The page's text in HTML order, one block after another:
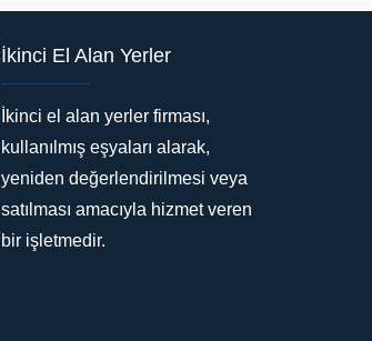
İkinci El Alan Yerler
İkinci el alan yerler firması,
kullanılmış eşyaları alarak,
yeniden değerlendirilmesi veya
satılması amacıyla hizmet veren
bir işletmedir.